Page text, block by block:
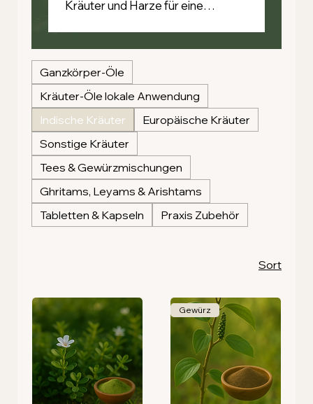
Kräuter und Harze für eine
Ganzkörper-Öle
Kräuter-Öle lokale Anwendung
Indische Kräuter
Europäische Kräuter
Sonstige Kräuter
Tees & Gewürzmischungen
Ghritams, Leyams & Arishtams
Tabletten & Kapseln
Praxis Zubehör
Sort
Gewürz